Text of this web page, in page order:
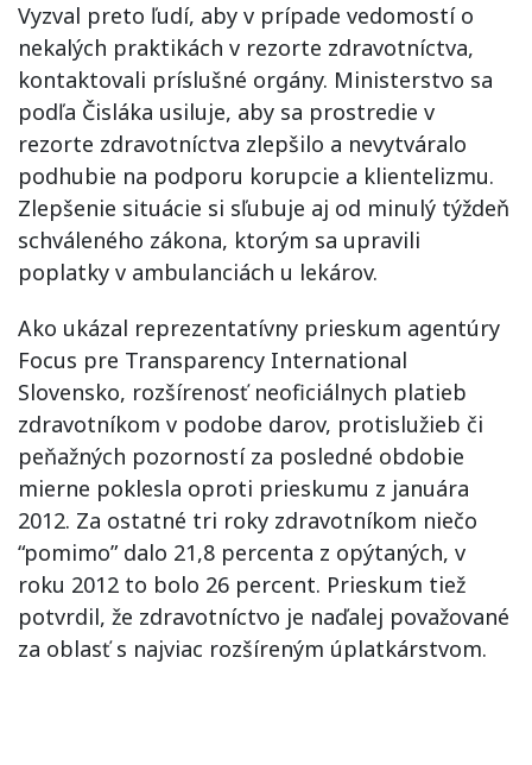
Vyzval preto ľudí, aby v prípade vedomostí o
nekalých praktikách v rezorte zdravotníctva,
kontaktovali príslušné orgány. Ministerstvo sa
podľa Čisláka usiluje, aby sa prostredie v
rezorte zdravotníctva zlepšilo a nevytváralo
podhubie na podporu korupcie a klientelizmu.
Zlepšenie situácie si sľubuje aj od minulý týždeň
schváleného zákona, ktorým sa upravili
poplatky v ambulanciách u lekárov.
Ako ukázal reprezentatívny prieskum agentúry
Focus pre Transparency International
Slovensko, rozšírenosť neoficiálnych platieb
zdravotníkom v podobe darov, protislužieb či
peňažných pozorností za posledné obdobie
mierne poklesla oproti prieskumu z januára
2012. Za ostatné tri roky zdravotníkom niečo
“pomimo” dalo 21,8 percenta z opýtaných, v
roku 2012 to bolo 26 percent. Prieskum tiež
potvrdil, že zdravotníctvo je naďalej považované
za oblasť s najviac rozšíreným úplatkárstvom.